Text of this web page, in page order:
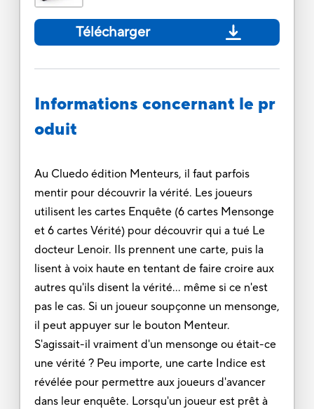
Télécharger
Informations concernant le pr
oduit
Au Cluedo édition Menteurs, il faut parfois
mentir pour découvrir la vérité. Les joueurs
utilisent les cartes Enquête (6 cartes Mensonge
et 6 cartes Vérité) pour découvrir qui a tué Le
docteur Lenoir. Ils prennent une carte, puis la
lisent à voix haute en tentant de faire croire aux
autres qu'ils disent la vérité... même si ce n'est
pas le cas. Si un joueur soupçonne un mensonge,
il peut appuyer sur le bouton Menteur.
S'agissait-il vraiment d'un mensonge ou était-ce
une vérité ? Peu importe, une carte Indice est
révélée pour permettre aux joueurs d'avancer
dans leur enquête. Lorsqu'un joueur est prêt à